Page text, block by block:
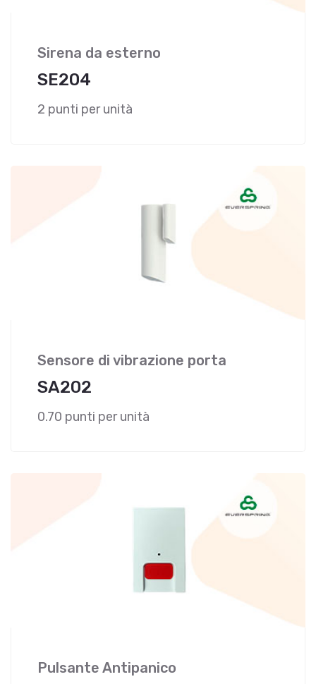
Sirena da esterno
SE204
2 punti per unità
Sensore di vibrazione porta
SA202
0.70 punti per unità
Pulsante Antipanico